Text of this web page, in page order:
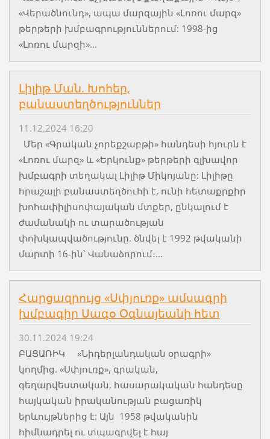
«Վերածնունդ», ապա մարզային «Լոռու մարզ»
թերթերի խմբագրություններում: 1998-ից
«Լոռու մարզի»...
Լիլիթ Ման. Խոհեր,
բանաստեղծություններ
11.12.2024 16:20
Մեր «Գրական չորեքշաբթի» հանդեսի հյուրն է
«Լոռու մարզ» և «Երկունք» թերթերի գլխավոր
խմբագրի տեղակալ Լիլիթ Միկոյանը: Լիլիթը
հրաշալի բանաստեղծուհի է, ունի հետաքրքիր
խոհափիլիսոփայական մտքեր, ընկալում է
ժամանակի ու տարածության
փոխկապվածությունը. ծնվել է 1992 թվականի
մարտի 16-ին՝ Վանաձորում։...
Հարցազրույց «Սփյուռք» ամսագրի
խմբագիր Սագօ Օգնայեանի հետ
30.11.2024 19:24
ԲԱՑԱՌԻԿ «Նիդերլանդական օրագրի»
կողմից. «Սփյուռք», գրական,
գեղարվեստական, հասարակական հանդեսը
հայկական իրականության բացառիկ
երևույթներից է: Այն 1958 թվականին
հիմնադրել ու տպագրվել է հայ